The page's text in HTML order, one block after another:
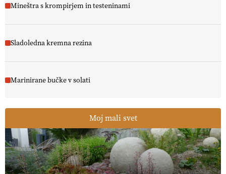
Mineštra s krompirjem in testeninami
Sladoledna kremna rezina
Marinirane bučke v solati
Moj mali svet